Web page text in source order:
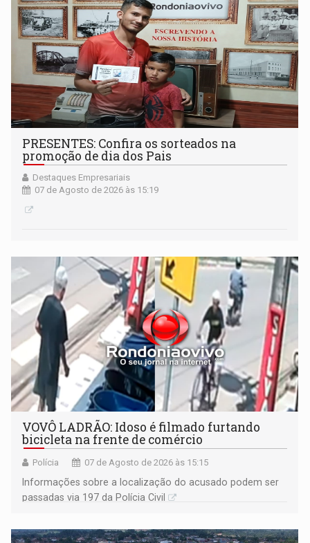
PRESENTES: Confira os sorteados na
promoção de dia dos Pais
Destaques Empresariais
07 de Agosto de 2026 às 15:19
VOVÔ LADRÃO: Idoso é filmado furtando
bicicleta na frente de comércio
Polícia 07 de Agosto de 2026 às 15:15
Informações sobre a localização do acusado podem ser
passadas via 197 da Polícia Civil